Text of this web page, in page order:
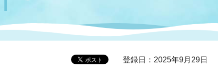
登録日：2025年9月29日